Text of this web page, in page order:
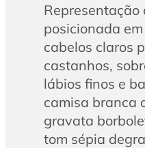
Representação
posicionada
cabelos claros
castanhos,
lábios finos e
camisa branca
gravata
tom sépia